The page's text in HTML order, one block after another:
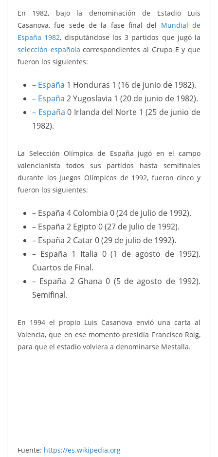
En 1982, bajo la denominación de Estadio Luis
Casanova, fue sede de la fase final del Mundial de
España 1982, disputándose los 3 partidos que jugó la
selección española correspondientes al Grupo E y que
fueron los siguientes:
– España 1 Honduras 1 (16 de junio de 1982).
– España 2 Yugoslavia 1 (20 de junio de 1982).
– España 0 Irlanda del Norte 1 (25 de junio de
1982).
La Selección Olímpica de España jugó en el campo
valencianista todos sus partidos hasta semifinales
durante los Juegos Olímpicos de 1992, fueron cinco y
fueron los siguientes:
– España 4 Colombia 0 (24 de julio de 1992).
– España 2 Egipto 0 (27 de julio de 1992).
– España 2 Catar 0 (29 de julio de 1992).
– España 1 Italia 0 (1 de agosto de 1992).
Cuartos de Final.
– España 2 Ghana 0 (5 de agosto de 1992).
Semifinal.
En 1994 el propio Luis Casanova envió una carta al
Valencia, que en ese momento presidía Francisco Roig,
para que el estadio volviera a denominarse Mestalla.
C. F.). Editorial Fher.
Fuente: https://es.wikipedia.org